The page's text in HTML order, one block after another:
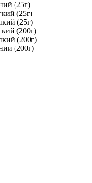
(25г)
(25г)
(25г)
(200г)
(200г)
(200г)